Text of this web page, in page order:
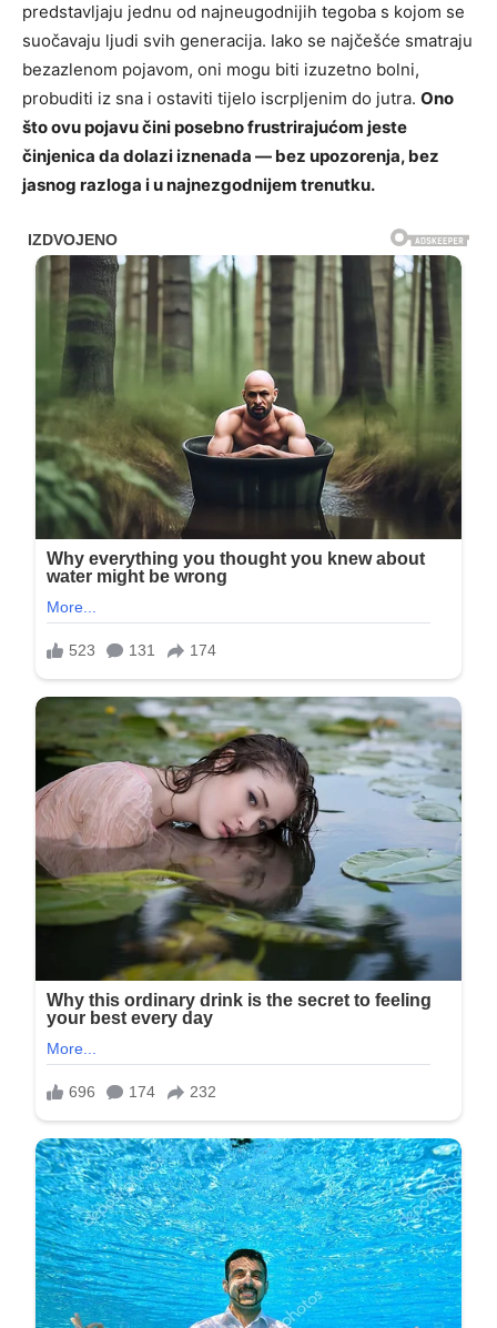
predstavljaju jednu od najneugodnijih tegoba s kojom se
suočavaju ljudi svih generacija. Iako se najčešće smatraju
bezazlenom pojavom, oni mogu biti izuzetno bolni,
probuditi iz sna i ostaviti tijelo iscrpljenim do jutra. Ono
što ovu pojavu čini posebno frustrirajućom jeste
činjenica da dolazi iznenada — bez upozorenja, bez
jasnog razloga i u najnezgodnijem trenutku.